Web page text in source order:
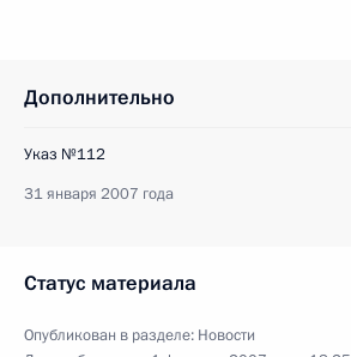
Дополнительно
Указ №112
31 января 2007 года
Статус материала
Опубликован в разделе: Новости